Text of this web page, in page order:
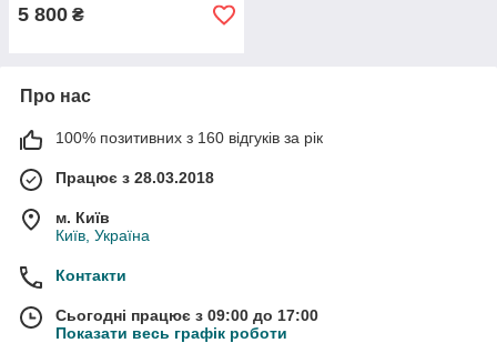
5 800 ₴
Про нас
100% позитивних з 160 відгуків за рік
Працює з 28.03.2018
м. Київ
Київ, Україна
Контакти
Сьогодні працює з 09:00 до 17:00
Показати весь графік роботи